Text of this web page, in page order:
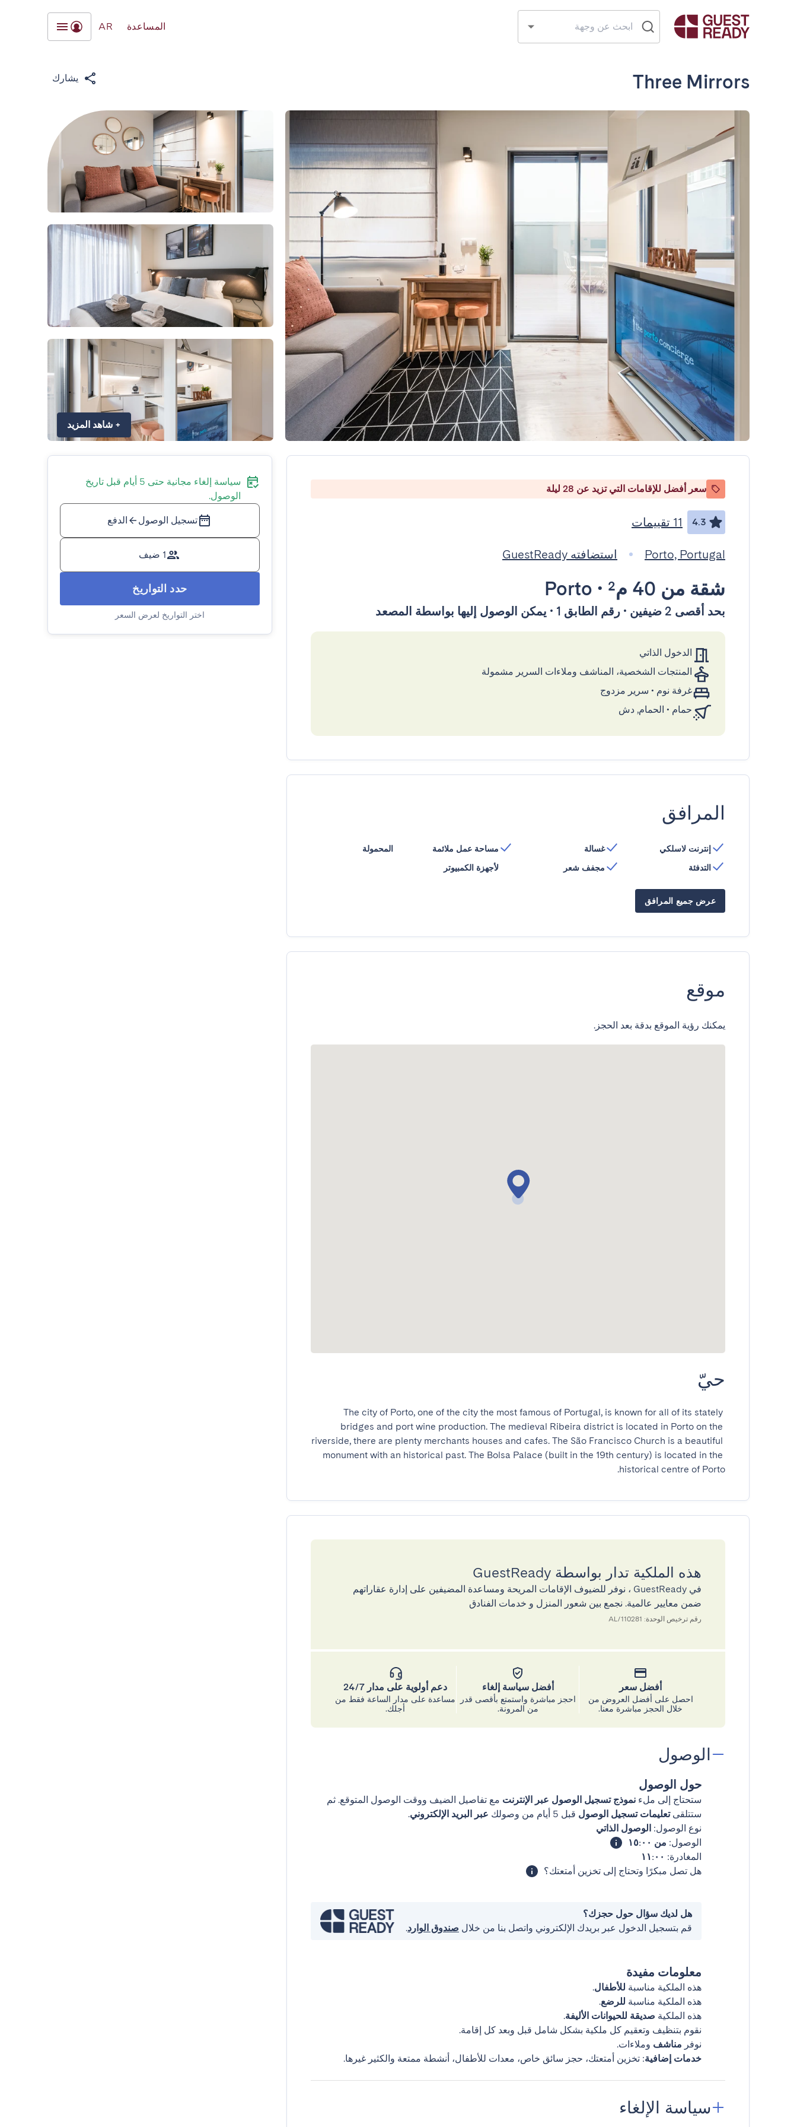
المساعدة AR
Three Mirrors يشارك
+ شاهد المزيد
سعر أفضل للإقامات التي تزيد عن 28 ليلة
4.3 11 تقييمات
Porto, Portugal استضافته GuestReady
شقة من 40 م² •
Porto
بحد أقصى 2 ضيفين • رقم الطابق 1 • يمكن الوصول إليها بواسطة المصعد
الدخول الذاتي
المنتجات الشخصية، المناشف وملاءات السرير مشمولة
غرفة نوم • سرير مزدوج
حمام • الحمام, دش
المرافق
إنترنت لاسلكي
التدفئة
غسالة
مجفف شعر
مساحة عمل ملائمة
لأجهزة الكمبيوتر
المحمولة
عرض جميع المرافق
موقع
يمكنك رؤية الموقع بدقة بعد الحجز.
حيّ
The city of Porto, one of the city the most famous of Portugal, is known for all of its stately
bridges and port wine production. The medieval Ribeira district is located in Porto on the
riverside, there are plenty merchants houses and cafes. The São Francisco Church is a beautiful
monument with an historical past. The Bolsa Palace (built in the 19th century) is located in the
historical centre of Porto.
هذه الملكية تدار بواسطة GuestReady
في GuestReady ، نوفر للضيوف الإقامات المريحة ومساعدة المضيفين على إدارة عقاراتهم
ضمن معايير عالمية. نجمع بين شعور المنزل و خدمات الفنادق
رقم ترخيص الوحدة: 110281/AL
أفضل سعر
احصل على أفضل العروض من
خلال الحجز مباشرة معنا.
أفضل سياسة إلغاء
احجز مباشرة واستمتع بأقصى قدر
من المرونة.
دعم أولوية على مدار 24/7
مساعدة على مدار الساعة فقط من
أجلك.
الوصول
حول الوصول
ستحتاج إلى ملء نموذج تسجيل الوصول عبر الإنترنت مع تفاصيل الضيف ووقت الوصول المتوقع. ثم
ستتلقىتعليمات تسجيل الوصول قبل 5 أيام من وصولك عبر البريد الإلكتروني.
نوع الوصول: الوصول الذاتي
الوصول: من ١٥:٠٠
المغادرة: ١١:٠٠
هل تصل مبكرًا وتحتاج إلى تخزين أمتعتك؟
هل لديك سؤال حول حجزك؟
قم بتسجيل الدخول عبر بريدك الإلكتروني واتصل بنا من خلال صندوق الوارد.
معلومات مفيدة
هذه الملكية مناسبة للأطفال.
هذه الملكية مناسبة للرضع.
هذه الملكية صديقة للحيوانات الأليفة.
نقوم بتنظيف وتعقيم كل ملكية بشكل شامل قبل وبعد كل إقامة.
نوفر مناشف وملاءات.
خدمات إضافية: تخزين أمتعتك، حجز سائق خاص، معدات للأطفال، أنشطة ممتعة والكثير غيرها.
سياسة الإلغاء
سياسة إلغاء مجانية حتى 5 أيام قبل تاريخ
الوصول.
تسجيل الوصول الدفع
1 ضيف
حدد التواريخ
اختر التواريخ لعرض السعر